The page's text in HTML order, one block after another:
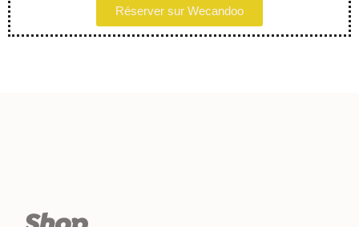
Réserver sur Wecandoo